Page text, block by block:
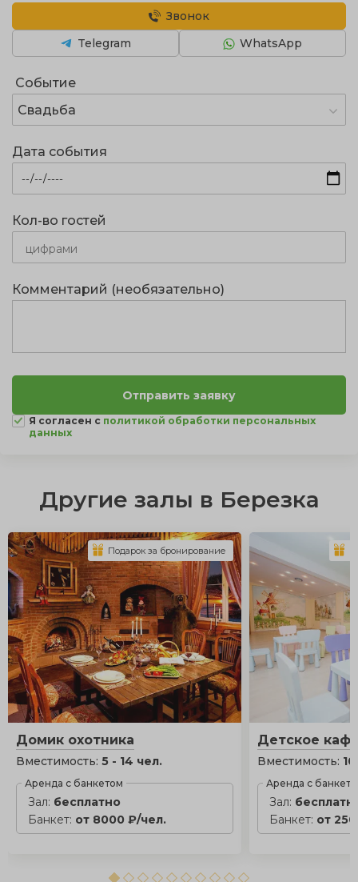
Событие
Свадьба
Дата события
Кол-во гостей
Звонок
WhatsApp
Telegram
Комментарий (необязательно)
Я согласен с политикой обработки персональных
данных
Другие залы в Березка
Домик охотника
Вместимость: 5 - 14 чел.
Аренда с банкетом
Зал: бесплатно
Банкет: от 8000 ₽/чел.
Подарок за бронирование
Детское
Вместимость:
Аренда с
Зал:
Банкет: от